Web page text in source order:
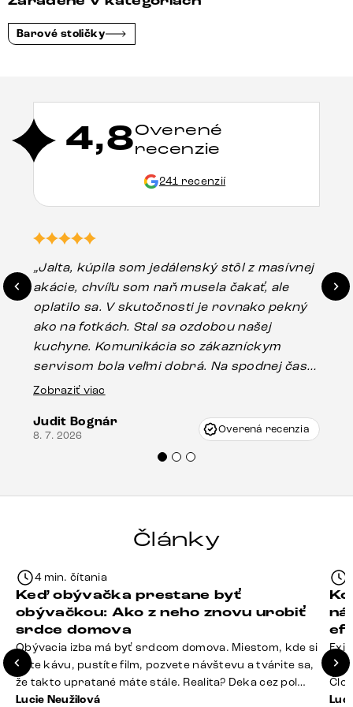
Barové stoličky
4,8Overené
recenzie
241 recenzií
„Jalta, kúpila som jedálenský stôl z masívnej
akácie, chvíľu som naň musela čakať, ale
oplatilo sa. V skutočnosti je rovnako pekný
ako na fotkách. Stal sa ozdobou našej
kuchyne. Komunikácia so zákazníckym
servisom bola veľmi dobrá. Na spodnej časti
stola bolo malé poškodenie, pravdepodobne
Vincze pri riešení mojej záležitosti pristúpili
veľmi korektne. Odporúčam produkty Delife
Zobraziť viac
Judit Bognár
8. 7. 2026 Overená recenzia
Články
4 min. čítania
Keď obývačka prestane byť
obývačkou: Ako z neho znovu urobiť
srdce domova
Obývacia izba má byť srdcom domova. Miestom, kde si
dáte kávu, pustíte film, pozvete návštevu a tvárite sa,
že takto upratané máte stále. Realita? Deka cez pol
sedačky, ovládač záhadne zmizol, konferenčný stolík
Lucie Neužilová